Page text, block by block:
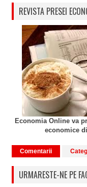
REVISTA PRESEI
Economia Online va
economice
Comentarii
URMARESTE-NE PE